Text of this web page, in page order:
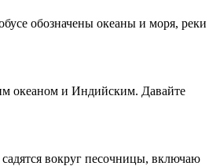
обозначены океаны и моря, реки
океаном и Индийским. Давайте
вокруг песочницы, включаю